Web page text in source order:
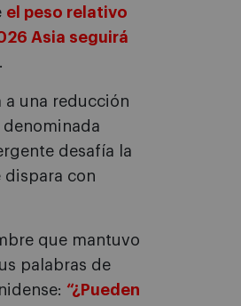
el peso relativo
Asia seguirá
.
a una reducción
desafía la
dispara con
que mantuvo
palabras de
“¿Pueden